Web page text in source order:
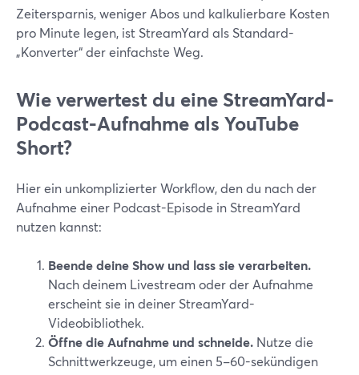
Zeitersparnis, weniger Abos und kalkulierbare Kosten
pro Minute legen, ist StreamYard als Standard-
„Konverter“ der einfachste Weg.
Wie verwertest du eine StreamYard-
Podcast-Aufnahme als YouTube
Short?
Hier ein unkomplizierter Workflow, den du nach der
Aufnahme einer Podcast-Episode in StreamYard
nutzen kannst:
Beende deine Show und lass sie verarbeiten.
Nach deinem Livestream oder der Aufnahme
erscheint sie in deiner StreamYard-
Videobibliothek.
Öffne die Aufnahme und schneide. Nutze die
Schnittwerkzeuge, um einen 5–60-sekündigen